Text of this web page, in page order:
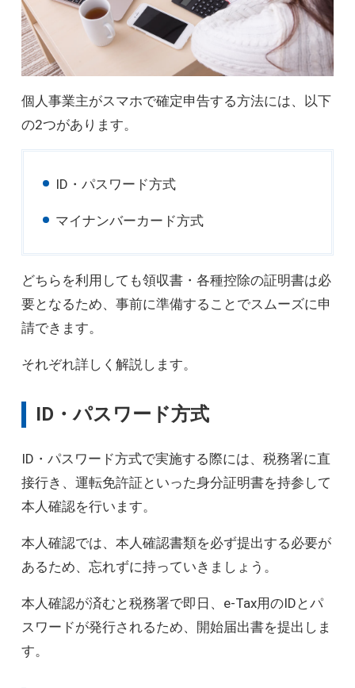
個人事業主がスマホで確定申告する方法には、以下
の2つがあります。
ID・パスワード方式
マイナンバーカード方式
どちらを利用しても領収書・各種控除の証明書は必
要となるため、事前に準備することでスムーズに申
請できます。
それぞれ詳しく解説します。
ID・パスワード方式
ID・パスワード方式で実施する際には、税務署に直
接行き、運転免許証といった身分証明書を持参して
本人確認を行います。
本人確認では、本人確認書類を必ず提出する必要が
あるため、忘れずに持っていきましょう。
本人確認が済むと税務署で即日、e-Tax用のIDとパ
スワードが発行されるため、開始届出書を提出しま
す。